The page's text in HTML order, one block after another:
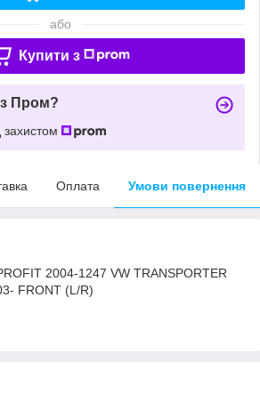
або
Купити з
Пром?
Оплата Умови повернення
2004-1247 VW TRANSPORTER
FRONT (L/R)